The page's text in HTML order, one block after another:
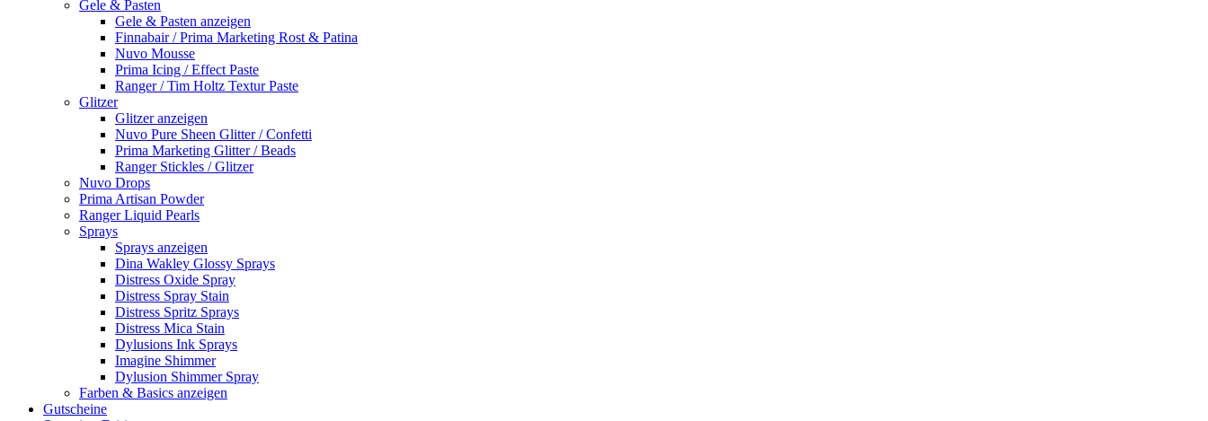
Gele & Pasten
Gele & Pasten anzeigen
Finnabair / Prima Marketing Rost & Patina
Nuvo Mousse
Prima Icing / Effect Paste
Ranger / Tim Holtz Textur Paste
Glitzer
Glitzer anzeigen
Nuvo Pure Sheen Glitter / Confetti
Prima Marketing Glitter / Beads
Ranger Stickles / Glitzer
Nuvo Drops
Prima Artisan Powder
Ranger Liquid Pearls
Sprays
Sprays anzeigen
Dina Wakley Glossy Sprays
Distress Oxide Spray
Distress Spray Stain
Distress Spritz Sprays
Distress Mica Stain
Dylusions Ink Sprays
Imagine Shimmer
Dylusion Shimmer Spray
Farben & Basics anzeigen
Gutscheine